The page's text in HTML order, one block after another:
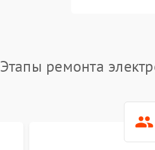
Этапы ремонта